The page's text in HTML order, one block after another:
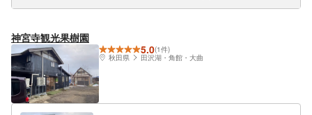
神宮寺観光果樹園
5.0(1件)
秋田県
田沢湖・角館・大曲